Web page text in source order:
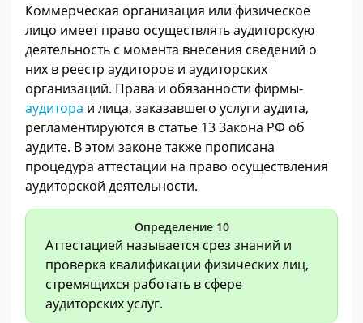
Коммерческая организация или физическое
лицо имеет право осуществлять аудиторскую
деятельность с момента внесения сведений о
них в реестр аудиторов и аудиторских
организаций. Права и обязанности фирмы-
аудитора и лица, заказавшего услуги аудита,
регламентируются в статье 13 Закона РФ об
аудите. В этом законе также прописана
процедура аттестации на право осуществления
аудиторской деятельности.
Определение 10
Аттестацией называется срез знаний и
проверка квалификации физических лиц,
стремящихся работать в сфере
аудиторских услуг.